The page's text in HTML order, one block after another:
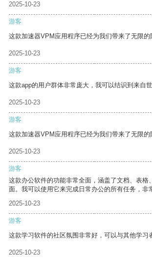
2025-10-23
游客
这款加速器VPM应用程序已经为我们带来了无限的
2025-10-23
游客
这款app的用户群体非常庞大，我可以结识到来自世
2025-10-23
游客
这款加速器VPM应用程序已经为我们带来了无限的
2025-10-23
游客
这款办公软件的功能非常全面，涵盖了文档、表格
面。我可以使用它来完成日常办公的所有任务，非
2025-10-23
游客
这款学习软件的社区氛围非常好，可以与其他学习
2025-10-23